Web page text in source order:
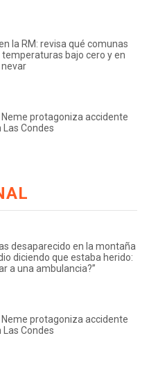
la RM: revisa qué comunas
bajo cero y en
protagoniza accidente
Condes
desaparecido en la montaña
diciendo que estaba herido:
a una ambulancia?”
protagoniza accidente
Condes